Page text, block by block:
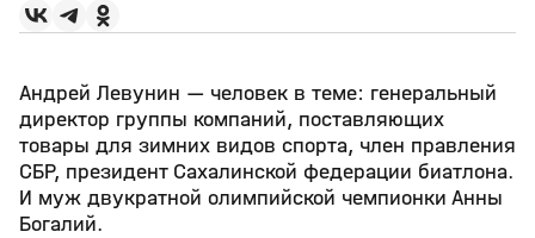
Андрей Левунин — человек в теме: генеральный
директор группы компаний, поставляющих
товары для зимних видов спорта, член правления
СБР, президент Сахалинской федерации биатлона.
И муж двукратной олимпийской чемпионки Анны
Богалий.